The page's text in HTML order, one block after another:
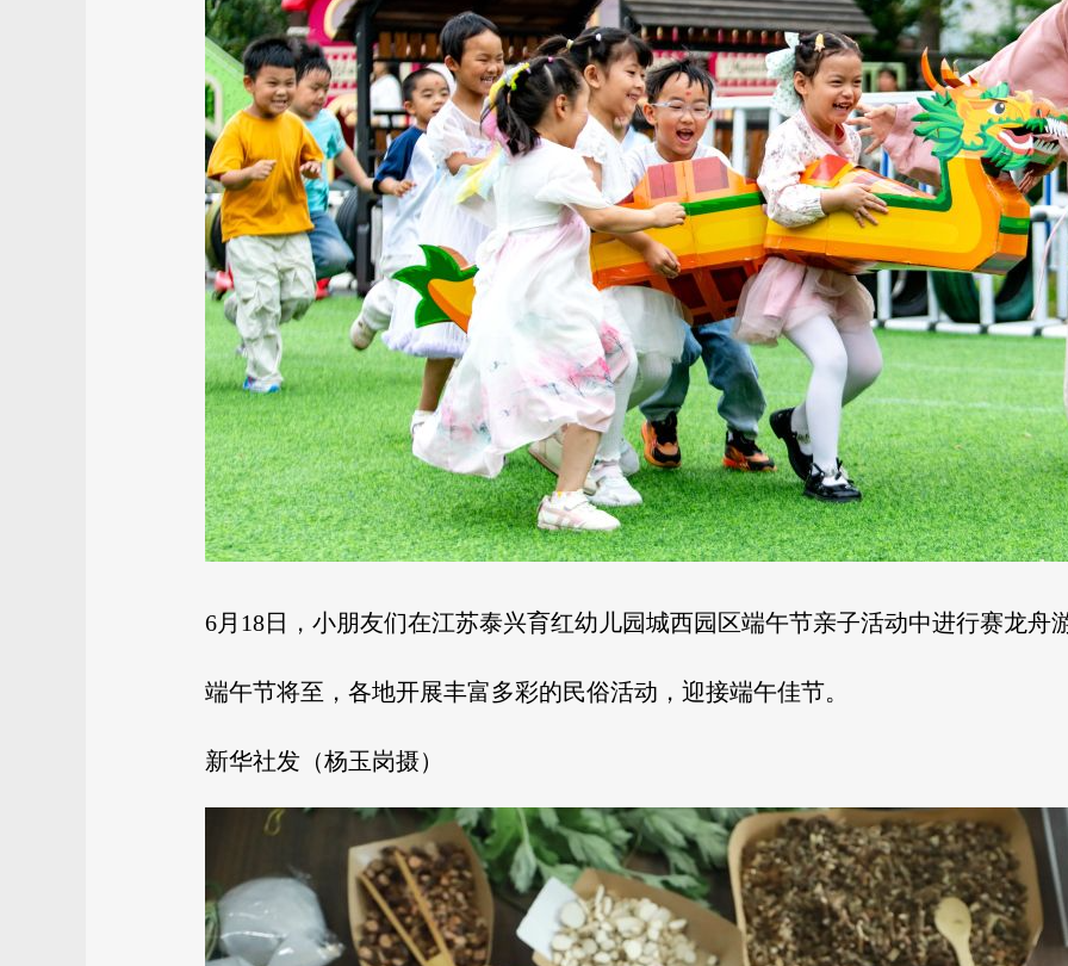
6月18日，小朋友们在江苏泰兴育红幼儿园城西园区端午节亲子活动中进行赛龙舟
端午节将至，各地开展丰富多彩的民俗活动，迎接端午佳节。
新华社发（杨玉岗摄）